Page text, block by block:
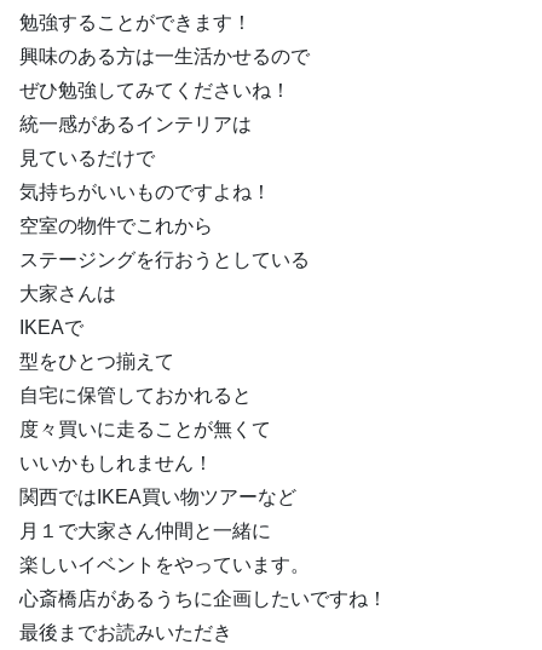
勉強することができます！
興味のある方は一生活かせるので
ぜひ勉強してみてくださいね！
統一感があるインテリアは
見ているだけで
気持ちがいいものですよね！
空室の物件でこれから
ステージングを行おうとしている
大家さんは
IKEAで
型をひとつ揃えて
自宅に保管しておかれると
度々買いに走ることが無くて
いいかもしれません！
関西ではIKEA買い物ツアーなど
月１で大家さん仲間と一緒に
楽しいイベントをやっています。
心斎橋店があるうちに企画したいですね！
最後までお読みいただき